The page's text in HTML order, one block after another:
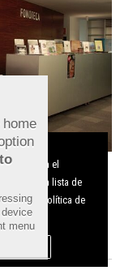
la
del
2026
menu
para el
consultar la lista de
nuestra Política de